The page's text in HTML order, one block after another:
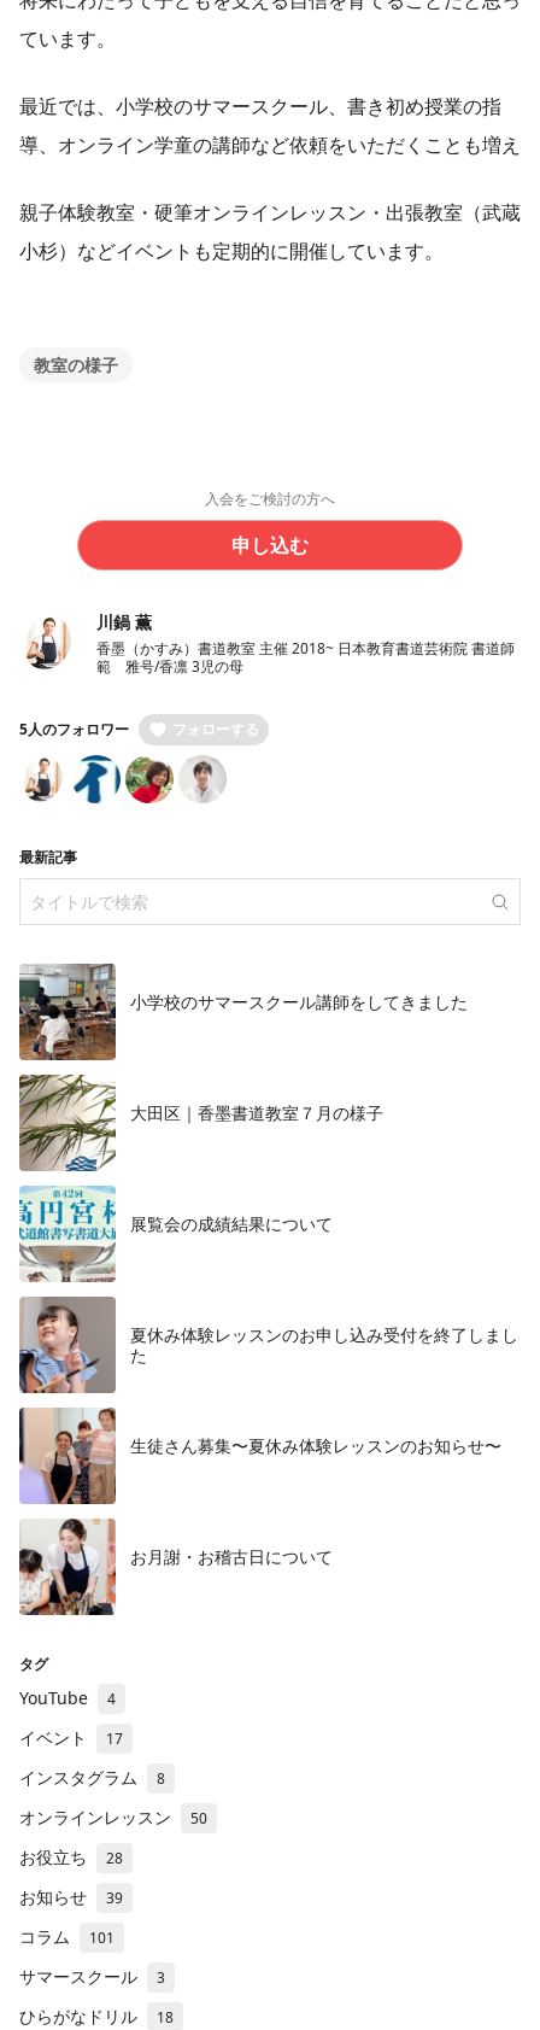
ています。
最近では、小学校のサマースクール、書き初め授業の指
導、オンライン学童の講師など依頼をいただくことも増え
親子体験教室・硬筆オンラインレッスン・出張教室（武蔵
小杉）などイベントも定期的に開催しています。
教室の様子
入会をご検討の方へ
申し込む
川鍋 薫
香墨（かすみ）書道教室 主催 2018~ 日本教育書道芸術院 書道師
範 雅号/香凛 3児の母
5人のフォロワー フォローする
最新記事
小学校のサマースクール講師をしてきました
大田区｜香墨書道教室７月の様子
展覧会の成績結果について
夏休み体験レッスンのお申し込み受付を終了しまし
た
生徒さん募集〜夏休み体験レッスンのお知らせ〜
お月謝・お稽古日について
タグ
YouTube 4
イベント 17
インスタグラム 8
オンラインレッスン 50
お役立ち 28
お知らせ 39
コラム 101
サマースクール 3
ひらがなドリル 18